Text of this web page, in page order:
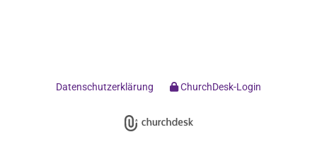
Datenschutzerklärung ChurchDesk-Login